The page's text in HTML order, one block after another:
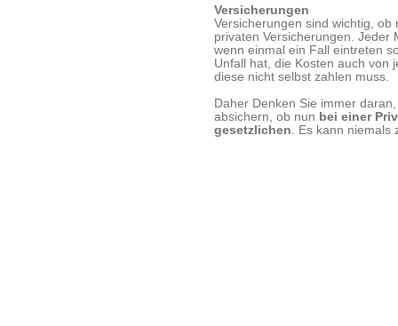
Versicherungen
Versicherungen sind wichtig,
privaten Versicherungen. Jeder
wenn einmal ein Fall eintreten
Unfall hat, die Kosten auch von
diese nicht selbst zahlen muss.
Daher Denken Sie immer
absichern, ob nun bei einer
gesetzlichen. Es kann niemals